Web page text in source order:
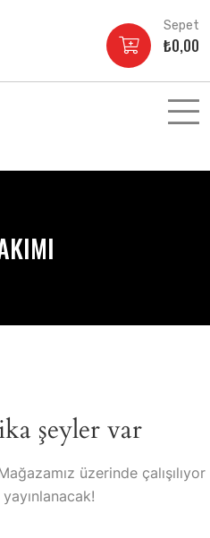
Sepet
₺0,00
şeyler var
üzerinde çalışılıyor